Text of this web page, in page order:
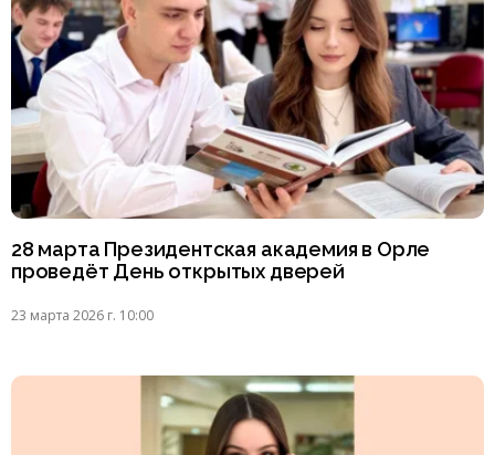
28 марта Президентская академия в Орле
проведёт День открытых дверей
23 марта 2026 г. 10:00